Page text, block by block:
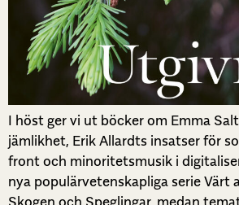
I höst ger vi ut böcker om Emma
jämlikhet, Erik Allardts insatser för
front och minoritetsmusik i
nya populärvetenskapliga serie
Skogen och Speglingar, medan